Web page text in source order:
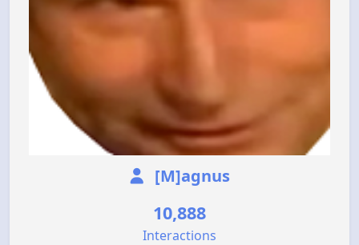
[M]agnus
10,888
Interactions